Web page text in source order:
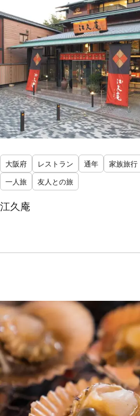
大阪府 レストラン 通年 家族旅行
一人旅
友人との旅
江久庵